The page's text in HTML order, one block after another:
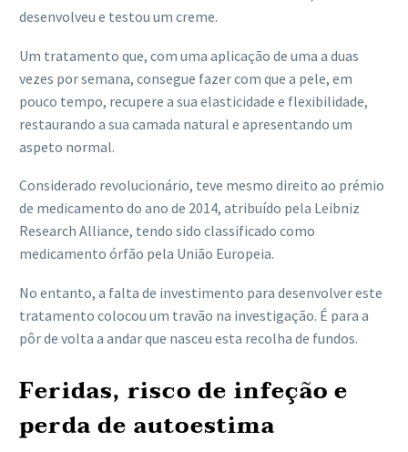
desenvolveu e testou um creme.
Um tratamento que, com uma aplicação de uma a duas
vezes por semana, consegue fazer com que a pele, em
pouco tempo, recupere a sua elasticidade e flexibilidade,
restaurando a sua camada natural e apresentando um
aspeto normal.
Considerado revolucionário, teve mesmo direito ao prémio
de medicamento do ano de 2014, atribuído pela Leibniz
Research Alliance, tendo sido classificado como
medicamento órfão pela União Europeia.
No entanto, a falta de investimento para desenvolver este
tratamento colocou um travão na investigação. É para a
pôr de volta a andar que nasceu esta recolha de fundos.
Feridas, risco de infeção e
perda de autoestima